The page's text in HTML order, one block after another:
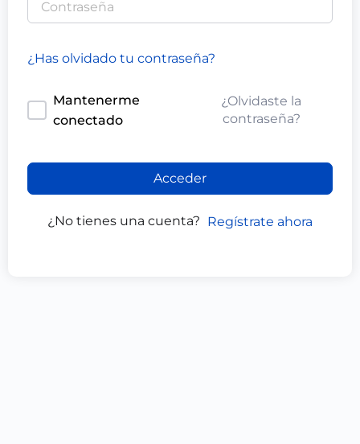
¿Has olvidado tu contraseña?
Mantenerme
conectado
¿Olvidaste la
contraseña?
Acceder
¿No tienes una cuenta? Regístrate ahora